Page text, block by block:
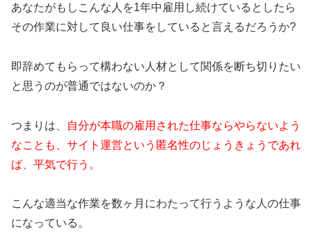
あなたがもしこんな人を1年中雇用し続けているとしたら
その作業に対して良い仕事をしていると言えるだろうか?
即辞めてもらって構わない人材として関係を断ち切りたい
と思うのが普通ではないのか？
つまりは、
自分が本職の雇用された仕事ならやらないよう
なことも、サイト運営という匿名性のじょうきょうであれ
ば、平気で行う。
こんな適当な作業を数ヶ月にわたって行うような人の仕事
になっている。